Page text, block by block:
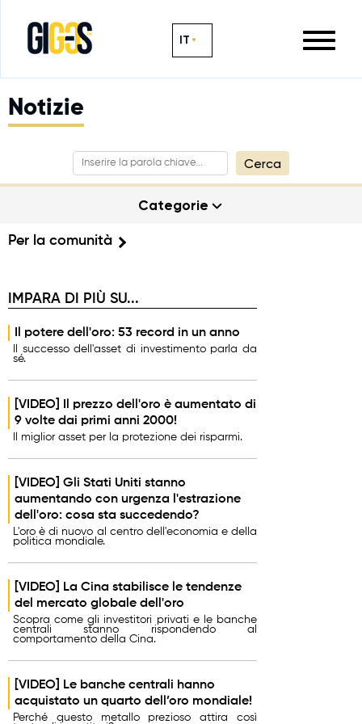
IT
Notizie
Categorie
Cerca
IMPARA DI PIÙ SU...
Il potere dell'oro: 53 record in un anno
Il successo dell'asset di investimento parla da
sé.
[VIDEO] Il prezzo dell'oro è aumentato di
9 volte dai primi anni 2000!
Il miglior asset per la protezione dei risparmi.
[VIDEO] Gli Stati Uniti stanno
aumentando con urgenza l'estrazione
dell'oro: cosa sta succedendo?
L'oro è di nuovo al centro dell'economia e della
politica mondiale.
[VIDEO] La Cina stabilisce le tendenze
del mercato globale dell'oro
Scopra come gli investitori privati e le banche
centrali stanno rispondendo al
comportamento della Cina.
[VIDEO] Le banche centrali hanno
acquistato un quarto dell’oro mondiale!
Perché questo metallo prezioso attira così
Per la comunità